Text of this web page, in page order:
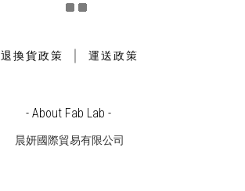
退換貨政策 ｜ 運送政策
- About Fab Lab -
晨妍國際貿易有限公司